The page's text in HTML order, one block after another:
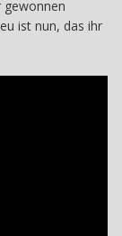
gewonnen
ist nun, das ihr